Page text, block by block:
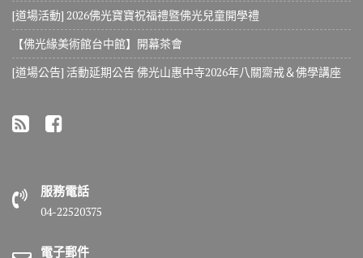
[道場活動] 2026佛光寶寶祝福禮暨佛光兒童開學禮
【佛光緣美術館台中館】開幕茶會
[道場公告] 活動延期公告 佛光山惠中寺2026年八關齋戒＆佛學講座
服務電話
04-22520375
電子郵件